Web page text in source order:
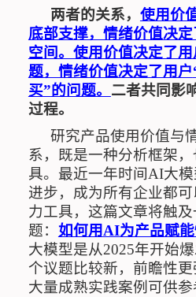
两者的关系， 使用价
底部支撑，情绪价值决
空间。使用价值决定了用
题，情绪价值决定了用户
买”的问题。 二者共同影
过程。
研究产品使用价值与
系，既是一种分析框架
具。最近一年时间AI大
进步，成为所有企业都
力工具，这篇文章将触
题： 如何用AI为产品赋能
大模型是从2025年开始
个议题比较新，前瞻性
大量成熟实践案例可供参